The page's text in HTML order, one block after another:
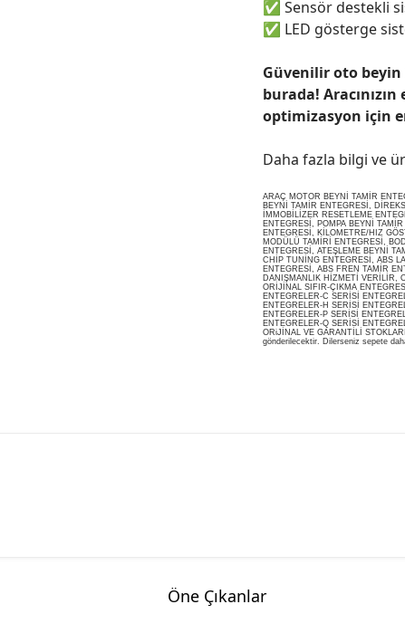
✅ Sensör destekli
✅ LED gösterge
Güvenilir oto
burada!
optimizasyon için
Daha fazla bilgi ve
ARAÇ MOTOR BEYNİ TAMİR
BEYNİ TAMİR ENTEGRESİ,
İMMOBİLİZER RESETLEME
ENTEGRESİ, POMPA BEYNİ
ENTEGRESİ, KİLOMETRE/HIZ
MODÜLÜ TAMİRİ ENTEGRESİ,
ENTEGRESİ, ATEŞLEME BEYNİ
CHİP TUNİNG ENTEGRESİ, ABS
ENTEGRESİ, ABS FREN TAMİR
DANIŞMANLIK HİZMETİ VERİLİR,
ORİJİNAL SIFIR-ÇIKMA
ENTEGRELER-C SERİSİ
ENTEGRELER-H SERİSİ
ENTEGRELER-P SERİSİ
ENTEGRELER-Q SERİSİ
ORiJİNAL VE GARANTİLİ
gönderilecektir. Dilerseniz sepete
Öne Çıkanlar